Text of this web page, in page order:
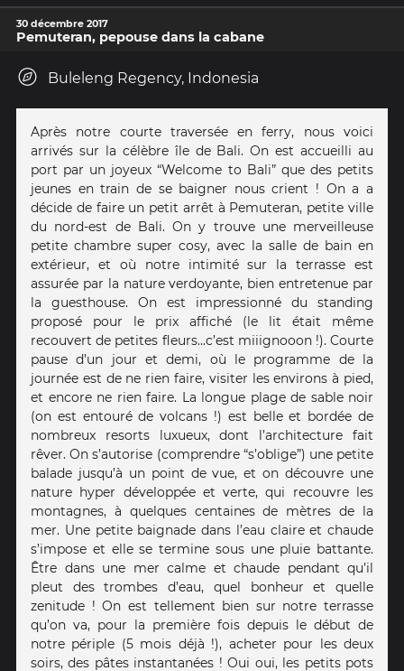
30 décembre 2017
Pemuteran, pepouse dans la cabane
Buleleng Regency, Indonesia
Après notre courte traversée en ferry, nous voici
arrivés sur la célèbre île de Bali. On est accueilli au
port par un joyeux “Welcome to Bali” que des petits
jeunes en train de se baigner nous crient ! On a a
décide de faire un petit arrêt à Pemuteran, petite ville
du nord-est de Bali. On y trouve une merveilleuse
petite chambre super cosy, avec la salle de bain en
extérieur, et où notre intimité sur la terrasse est
assurée par la nature verdoyante, bien entretenue par
la guesthouse. On est impressionné du standing
proposé pour le prix affiché (le lit était même
recouvert de petites fleurs...c’est miiignooon !). Courte
pause d’un jour et demi, où le programme de la
journée est de ne rien faire, visiter les environs à pied,
et encore ne rien faire. La longue plage de sable noir
(on est entouré de volcans !) est belle et bordée de
nombreux resorts luxueux, dont l’architecture fait
rêver. On s’autorise (comprendre “s’oblige”) une petite
balade jusqu’à un point de vue, et on découvre une
nature hyper développée et verte, qui recouvre les
montagnes, à quelques centaines de mètres de la
mer. Une petite baignade dans l’eau claire et chaude
s’impose et elle se termine sous une pluie battante.
Être dans une mer calme et chaude pendant qu’il
pleut des trombes d’eau, quel bonheur et quelle
zenitude ! On est tellement bien sur notre terrasse
qu’on va, pour la première fois depuis le début de
notre périple (5 mois déjà !), acheter pour les deux
soirs, des pâtes instantanées ! Oui oui, les petits pots